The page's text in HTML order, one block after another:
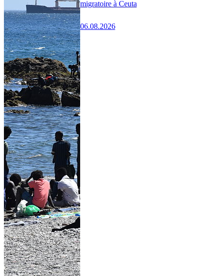
migratoire à Ceuta
06.08.2026